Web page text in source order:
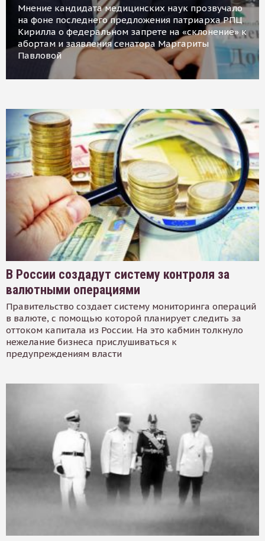
Мнение кандидата медицинских наук прозвучало
на фоне последнего предложения патриарха РПЦ
Кирилла о федеральном запрете на «склонение» к
абортам и заявления сенатора Маргариты
Павловой
В России создадут систему контроля за
валютными операциями
Правительство создает систему мониторинга операций
в валюте, с помощью которой планирует следить за
оттоком капитала из России. На это кабмин толкнуло
нежелание бизнеса прислушиваться к
предупреждениям власти